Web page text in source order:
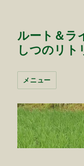
ルート＆ラ
しつのリト
メニュー